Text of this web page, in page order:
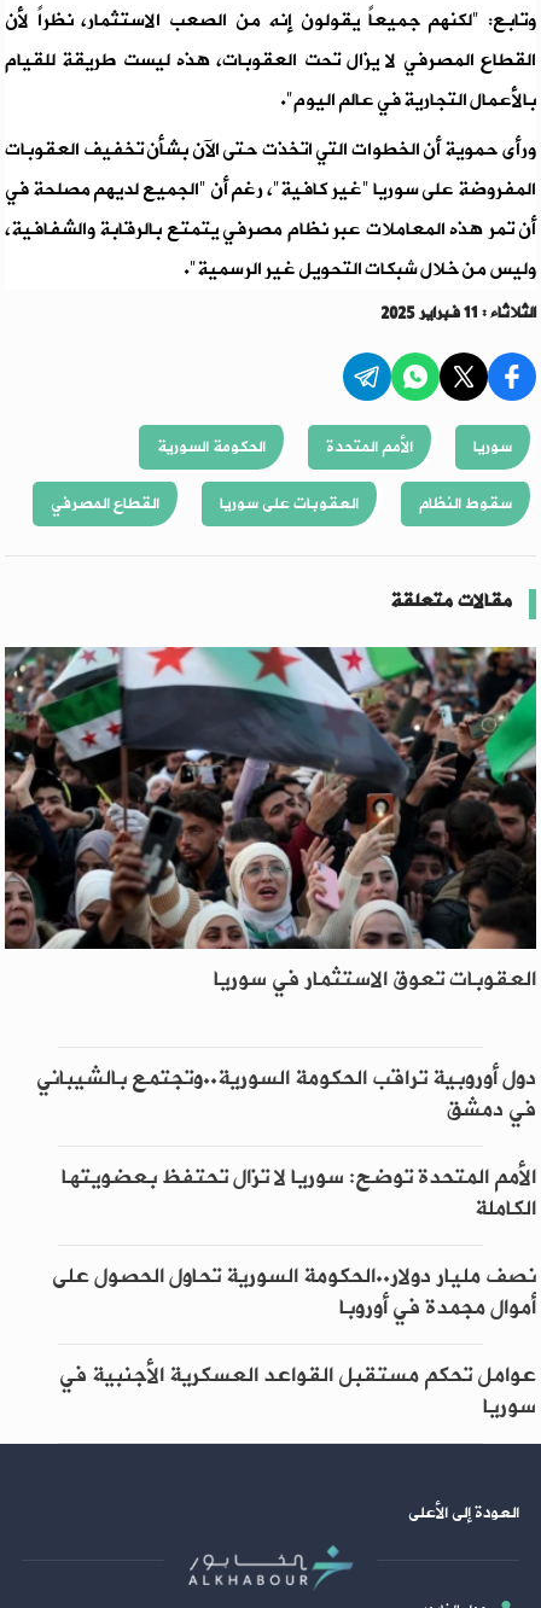
وتابع: "لكنهم جميعاً يقولون إنه من الصعب الاستثمار، نظراً لأن
القطاع المصرفي لا يزال تحت العقوبات، هذه ليست طريقة للقيام
بالأعمال التجارية في عالم اليوم".
ورأى حموية أن الخطوات التي اتخذت حتى الآن بشأن تخفيف العقوبات
المفروضة على سوريا "غير كافية"، رغم أن "الجميع لديهم مصلحة في
أن تمر هذه المعاملات عبر نظام مصرفي يتمتع بالرقابة والشفافية،
وليس من خلال شبكات التحويل غير الرسمية".
الثلاثاء : 11 فبراير 2025
سوريا الأمم المتحدة
الحكومة السورية
سقوط النظام
العقوبات على سوريا القطاع المصرفي
مقالات متعلقة
العقوبات تعوق الاستثمار في سوريا
دول أوروبية تراقب الحكومة السورية..وتجتمع بالشيباني
في دمشق
الأمم المتحدة توضح: سوريا لا تزال تحتفظ بعضويتها
الكاملة
نصف مليار دولار..الحكومة السورية تحاول الحصول على
أموال مجمدة في أوروبا
عوامل تحكم مستقبل القواعد العسكرية الأجنبية في
سوريا
العودة إلى الأعلى